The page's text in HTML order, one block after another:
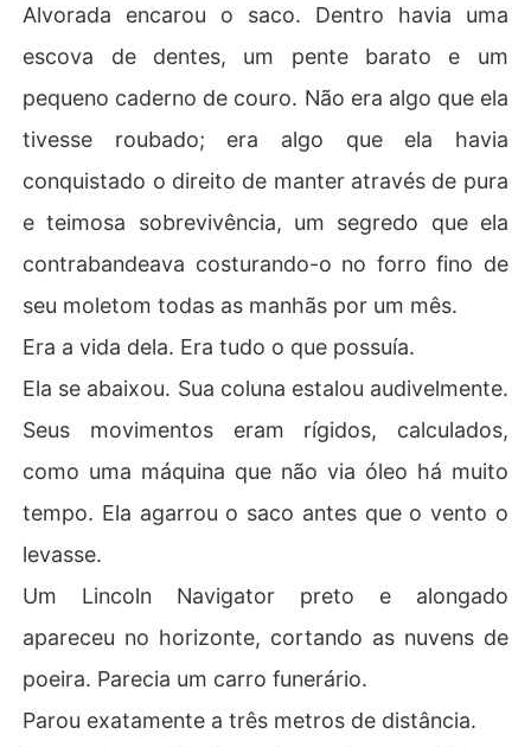
Alvorada encarou o saco. Dentro havia uma
escova de dentes, um pente barato e um
pequeno caderno de couro. Não era algo que ela
tivesse roubado; era algo que ela havia
conquistado o direito de manter através de pura
e teimosa sobrevivência, um segredo que ela
contrabandeava costurando-o no forro fino de
seu moletom todas as manhãs por um mês.
Era a vida dela. Era tudo o que possuía.
Ela se abaixou. Sua coluna estalou audivelmente.
Seus movimentos eram rígidos, calculados,
como uma máquina que não via óleo há muito
tempo. Ela agarrou o saco antes que o vento o
levasse.
Um Lincoln Navigator preto e alongado
apareceu no horizonte, cortando as nuvens de
poeira. Parecia um carro funerário.
Parou exatamente a três metros de distância.